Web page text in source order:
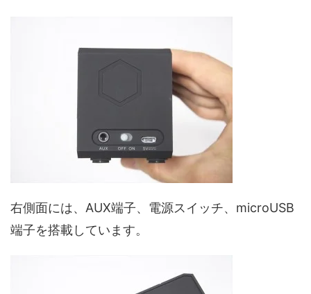
右側面には、AUX端子、電源スイッチ、microUSB
端子を搭載しています。